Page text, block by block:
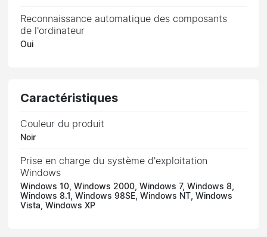
Reconnaissance automatique des composants
de l'ordinateur
Oui
Caractéristiques
Couleur du produit
Noir
Prise en charge du système d'exploitation
Windows
Windows 10, Windows 2000, Windows 7, Windows 8,
Windows 8.1, Windows 98SE, Windows NT, Windows
Vista, Windows XP